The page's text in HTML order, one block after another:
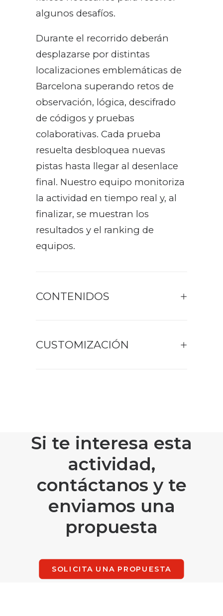
algunos desafíos.
Durante el recorrido deberán
desplazarse por distintas
localizaciones emblemáticas de
Barcelona superando retos de
observación, lógica, descifrado
de códigos y pruebas
colaborativas. Cada prueba
resuelta desbloquea nuevas
pistas hasta llegar al desenlace
final. Nuestro equipo monitoriza
la actividad en tiempo real y, al
finalizar, se muestran los
resultados y el ranking de
equipos.
CONTENIDOS
CUSTOMIZACIÓN
Si te interesa esta
actividad,
contáctanos y te
enviamos una
propuesta
SOLICITA UNA PROPUESTA